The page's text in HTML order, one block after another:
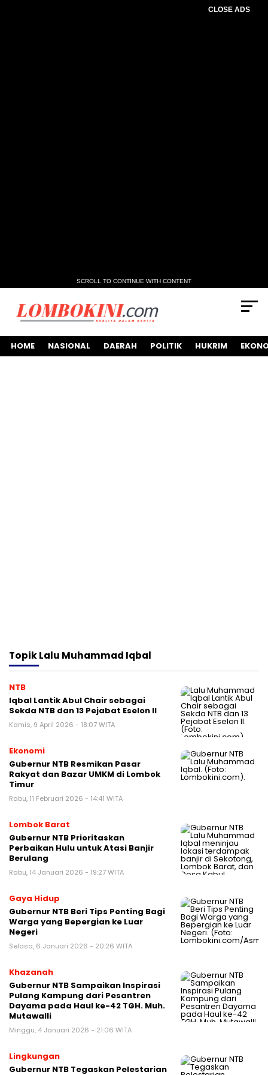
CLOSE ADS
SCROLL TO CONTINUE WITH CONTENT
HOME NASIONAL DAERAH POLITIK HUKRIM
TopikLalu Muhammad Iqbal
NTB
Iqbal Lantik Abul Chair sebagai
Sekda NTB dan 13 Pejabat Eselon II
Kamis, 9 April 2026 - 18:07 WITA
Ekonomi
Gubernur NTB Resmikan Pasar
Rakyat dan Bazar UMKM di Lombok
Timur
Rabu, 11 Februari 2026 - 14:41 WITA
Lombok Barat
Gubernur NTB Prioritaskan
Perbaikan Hulu untuk Atasi Banjir
Berulang
Rabu, 14 Januari 2026 - 19:27 WITA
Gaya Hidup
Gubernur NTB Beri Tips Penting Bagi
Warga yang Bepergian ke Luar
Negeri
Selasa, 6 Januari 2026 - 20:26 WITA
Khazanah
Gubernur NTB Sampaikan Inspirasi
Pulang Kampung dari Pesantren
Dayama pada Haul ke-42 TGH. Muh.
Mutawalli
Minggu, 4 Januari 2026 - 21:06 WITA
Lingkungan
Gubernur NTB Tegaskan Pelestarian